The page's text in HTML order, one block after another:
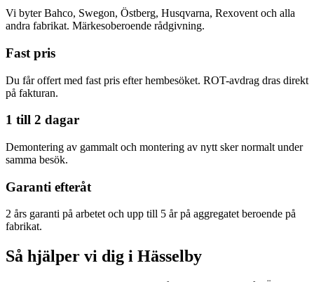
Vi byter Bahco, Swegon, Östberg, Husqvarna, Rexovent och alla
andra fabrikat. Märkesoberoende rådgivning.
Fast pris
Du får offert med fast pris efter hembesöket. ROT-avdrag dras direkt
på fakturan.
1 till 2 dagar
Demontering av gammalt och montering av nytt sker normalt under
samma besök.
Garanti efteråt
2 års garanti på arbetet och upp till 5 år på aggregatet beroende på
fabrikat.
Så hjälper vi dig i Hässelby